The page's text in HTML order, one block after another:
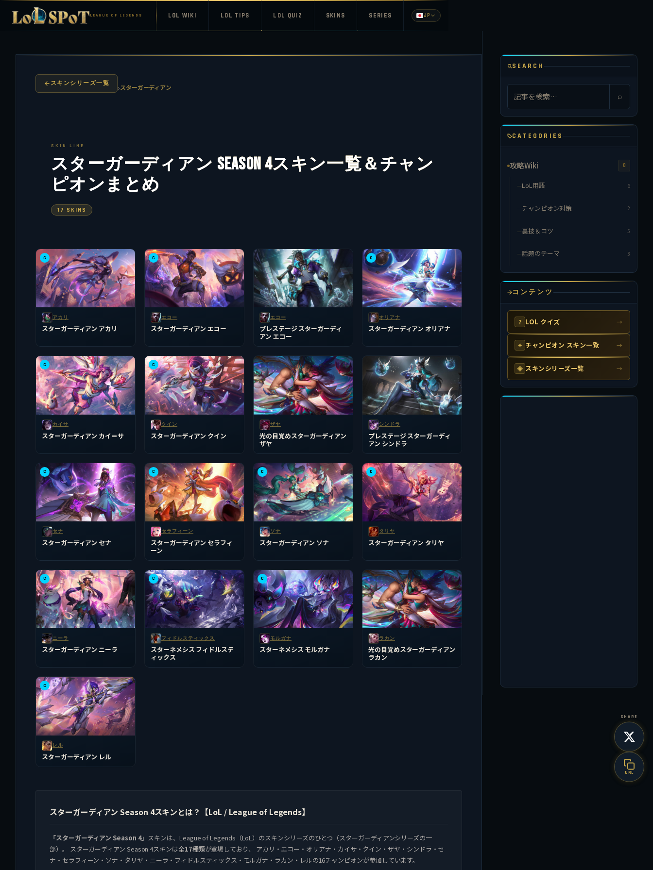
LEAGUE OF LEGENDS LOL WIKI LOL TIPS LOL QUIZ SKINS SERIES JP
SHARE
URL
スキンシリーズ一覧 ›スターガーディアン
SKIN LINE
スターガーディアン Season 4スキン一覧＆チャン
ピオンまとめ
17 SKINS
C
アカリ
スターガーディアン アカリ
C
エコー
スターガーディアン エコー
エコー
プレステージ スターガーディ
アン エコー
C
オリアナ
スターガーディアン オリアナ
C
カイサ
スターガーディアン カイ＝サ
C
クイン
スターガーディアン クイン
ザヤ
光の目覚めスターガーディアン
ザヤ
シンドラ
プレステージ スターガーディ
アン シンドラ
C
セナ
スターガーディアン セナ
C
セラフィーン
スターガーディアン セラフィ
ーン
C
ソナ
スターガーディアン ソナ
C
タリヤ
スターガーディアン タリヤ
C
ニーラ
スターガーディアン ニーラ
C
フィドルスティックス
スターネメシス フィドルステ
ィックス
C
モルガナ
スターネメシス モルガナ
ラカン
光の目覚めスターガーディアン
ラカン
C
レル
スターガーディアン レル
スターガーディアン Season 4スキンとは？【LoL / League of Legends】
「スターガーディアン Season 4」 スキンは、League of Legends（LoL）のスキンシリーズのひとつ（スターガーディアンシリーズの一
部）。 スターガーディアン Season 4スキンは全17種類が登場しており、 アカリ・エコー・オリアナ・カイサ・クイン・ザヤ・シンドラ・セ
ナ・セラフィーン・ソナ・タリヤ・ニーラ・フィドルスティックス・モルガナ・ラカン・レルの16チャンピオンが参加しています。
SEARCH
⌕
CATEGORIES
攻略Wiki 0
LoL用語 6
チャンピオン対策 2
裏技＆コツ 5
話題のテーマ 3
コンテンツ
? LOL クイズ →
✦ チャンピオン スキン一覧 →
◈ スキンシリーズ一覧 →